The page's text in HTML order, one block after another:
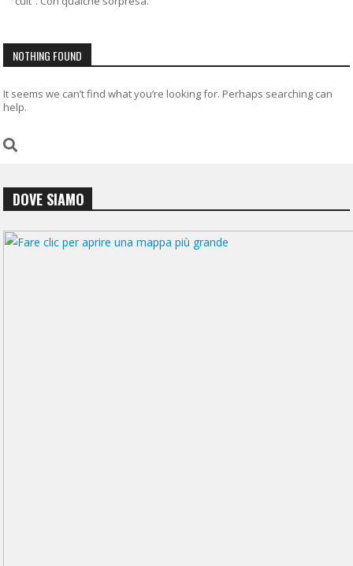
NOTHING FOUND
It seems we can’t find what you’re looking for. Perhaps searching can
help.
DOVE SIAMO